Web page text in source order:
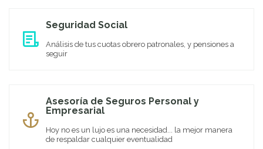
Seguridad Social
Análisis de tus cuotas obrero patronales, y pensiones a
seguir
Asesoría de Seguros Personal y
Empresarial
Hoy no es un lujo es una necesidad... la mejor manera
de respaldar cualquier eventualidad